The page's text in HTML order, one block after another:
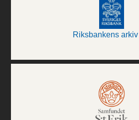
Riksbankens arkiv